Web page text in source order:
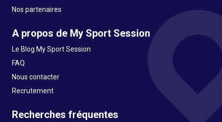
Nos partenaires
A propos de My Sport Session
Le Blog My Sport Session
FAQ
Nous contacter
Recrutement
Recherches fréquentes